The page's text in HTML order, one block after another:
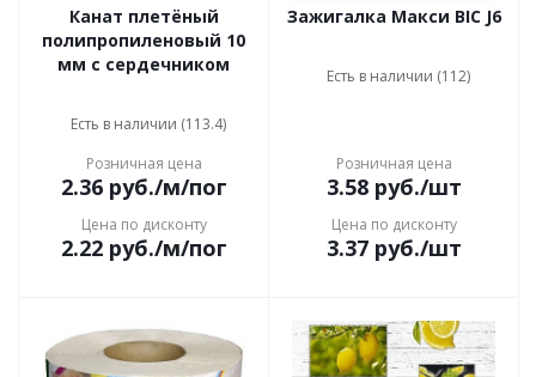
Канат плетёный
полипропиленовый 10
мм с сердечником
Есть в наличии (113.4)
Розничная цена
2.36руб./м/пог
Цена по дисконту
2.22руб./м/пог
Зажигалка Макси BIC J6
Есть в наличии (112)
Розничная цена
3.58руб./шт
Цена по дисконту
3.37руб./шт